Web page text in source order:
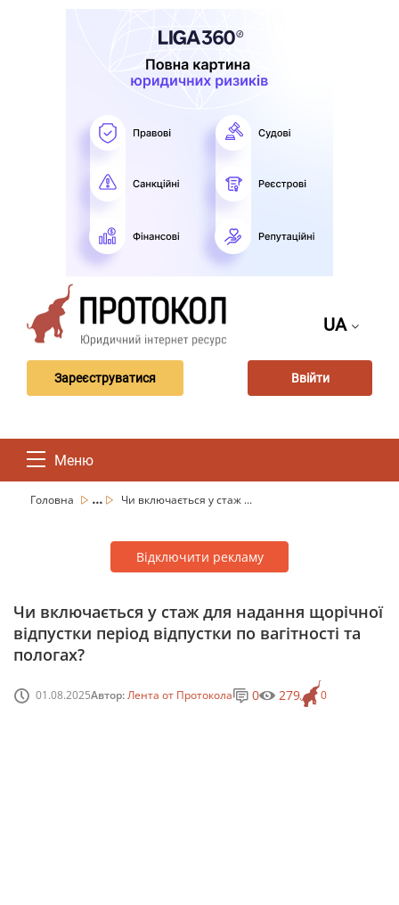
UA
Зареєструватися Ввійти
Меню
Головна ... Чи включається у стаж ...
Відключити рекламу
Чи включається у стаж для надання щорічної
відпустки період відпустки по вагітності та
пологах?
01.08.2025Автор:Лента от Протокола 0
0 279